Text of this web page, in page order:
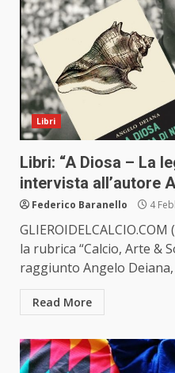
Libri
Libri: “A Diosa – La
intervista all’autore
Federico Baranello 4
la rubrica “Calcio, Arte &
raggiunto Angelo
Read More